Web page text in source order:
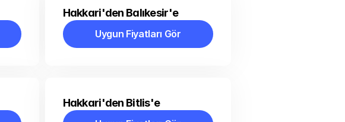
Hakkari'den Balıkesir'e
Uygun Fiyatları Gör
Uygun Fiyatları Gör
Hakkari'den Bitlis'e